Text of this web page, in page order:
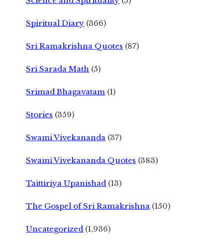
Spiritual Diary (366)
Sri Ramakrishna Quotes (87)
Sri Sarada Math (5)
Srimad Bhagavatam (1)
Stories (359)
Swami Vivekananda (37)
Swami Vivekananda Quotes (383)
Taittiriya Upanishad (13)
The Gospel of Sri Ramakrishna (150)
Uncategorized (1,936)